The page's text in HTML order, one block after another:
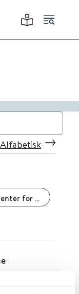
Alfabetisk
Nasjonalt kompetansesenter for psykisk helsearbeid (NAPHA)